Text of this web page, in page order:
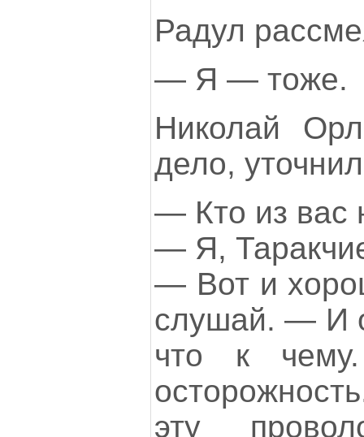
Радул
— Я — тоже.
Николай
дело,
— Кто из вас
— Я,
— Вот и
слушай. — И
что к
эту